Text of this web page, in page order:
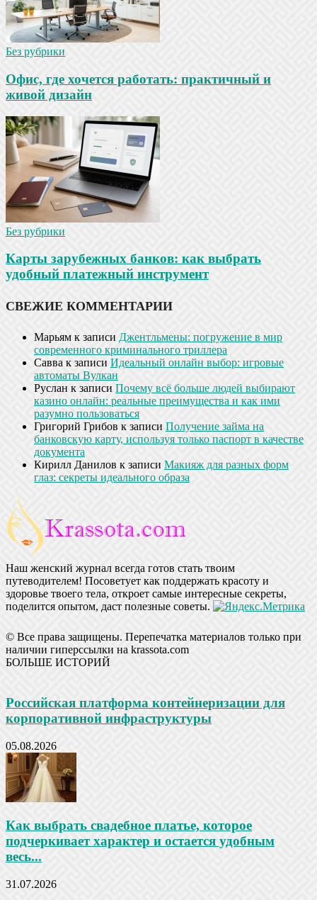
Без рубрики
Офис, где хочется работать: практичный и
живой дизайн
Без рубрики
Карты зарубежных банков: как выбрать
удобный платежный инструмент
СВЕЖИЕ КОММЕНТАРИИ
Марьям к записи Джентльмены: погружение в мир
современного криминального триллера
Савва к записи Идеальный онлайн выбор: игровые
автоматы Вулкан
Руслан к записи Почему всё больше людей выбирают
казино онлайн: реальные преимущества и как ими
разумно пользоваться
Григорий Грибов к записи Получение займа на
банковскую карту, используя только паспорт в качестве
документа
Кирилл Данилов к записи Макияж для разных форм
глаз: секреты идеального образа
Наш женский журнал всегда готов стать твоим
путеводителем! Посоветует как поддержать красоту и
здоровье твоего тела, откроет самые интересные секреты,
поделится опытом, даст полезные советы.
© Все права защищены. Перепечатка материалов только при
наличии гиперссылки на krassota.com
БОЛЬШЕ ИСТОРИЙ
Российская платформа контейнеризации для
корпоративной инфраструктуры
05.08.2026
Как выбрать свадебное платье, которое
подчеркивает характер и остается удобным
весь...
31.07.2026